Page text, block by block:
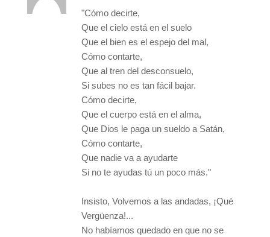
"Cómo decirte,
Que el cielo está en el suelo
Que el bien es el espejo del mal,
Cómo contarte,
Que al tren del desconsuelo,
Si subes no es tan fácil bajar.
Cómo decirte,
Que el cuerpo está en el alma,
Que Dios le paga un sueldo a Satán,
Cómo contarte,
Que nadie va a ayudarte
Si no te ayudas tú un poco más."
Insisto, Volvemos a las andadas, ¡Qué
Vergüenza!...
No habíamos quedado en que no se